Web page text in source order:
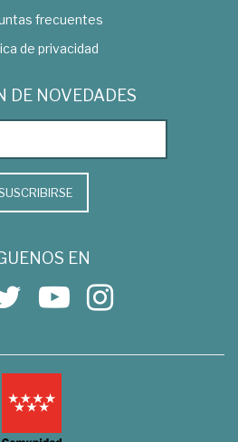
frecuentes
de privacidad
DE NOVEDADES
EN